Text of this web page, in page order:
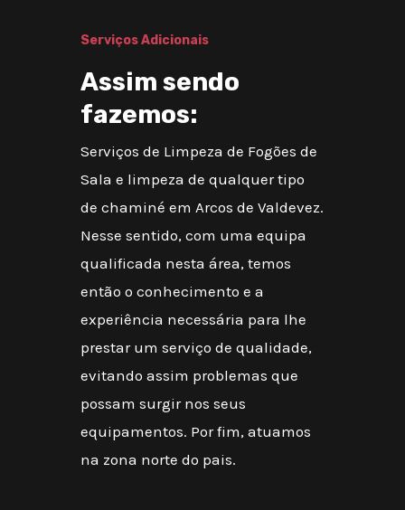
Serviços Adicionais
Assim sendo
fazemos:
Serviços de Limpeza de Fogões de
Sala e limpeza de qualquer tipo
de chaminé em Arcos de Valdevez.
Nesse sentido, com uma equipa
qualificada nesta área, temos
então o conhecimento e a
experiência necessária para lhe
prestar um serviço de qualidade,
evitando assim problemas que
possam surgir nos seus
equipamentos. Por fim, atuamos
na zona norte do pais.